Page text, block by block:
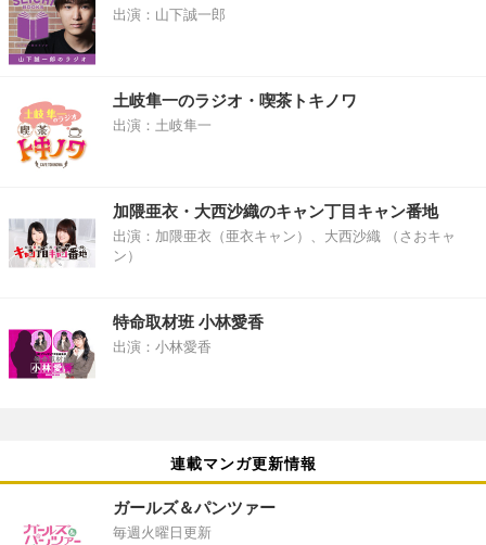
出演：山下誠一郎
土岐隼一のラジオ・喫茶トキノワ
出演：土岐隼一
加隈亜衣・大西沙織のキャン丁目キャン番地
出演：加隈亜衣（亜衣キャン）、大西沙織 （さおキャ
ン）
特命取材班 小林愛香
出演：小林愛香
連載マンガ更新情報
ガールズ＆パンツァー
毎週火曜日更新